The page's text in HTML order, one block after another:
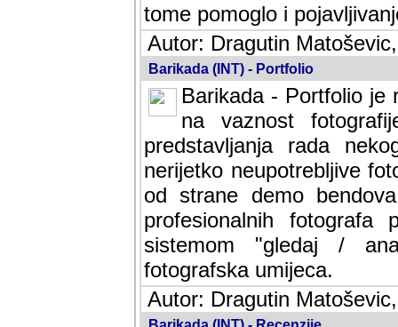
tome pomoglo i
Autor: Dragutin
Barikada (INT) - Portfolio
Barikada - Portfolio je
na vaznost
predstavljanja rada
nerijetko neupotrebljive
od strane demo
profesionalnih fotografa
sistemom "gledaj /
fotografska umijeca.
Autor: Dragutin